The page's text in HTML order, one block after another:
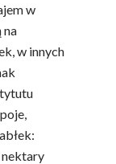
w
na
w innych
nektary